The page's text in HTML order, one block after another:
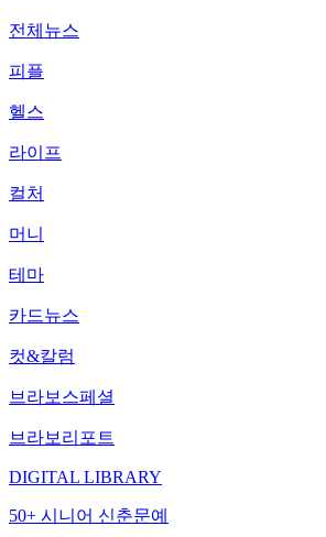
전체뉴스
피플
헬스
라이프
컬처
머니
테마
카드뉴스
컷&칼럼
브라보스페셜
브라보리포트
DIGITAL LIBRARY
50+ 시니어 신춘문예